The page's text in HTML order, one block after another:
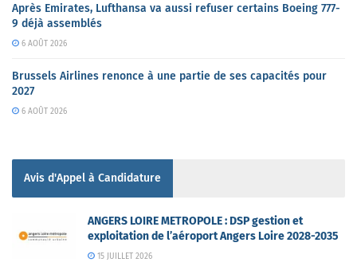
Après Emirates, Lufthansa va aussi refuser certains Boeing 777-
9 déjà assemblés
6 AOÛT 2026
Brussels Airlines renonce à une partie de ses capacités pour
2027
6 AOÛT 2026
Avis d'Appel à Candidature
ANGERS LOIRE METROPOLE : DSP gestion et
exploitation de l’aéroport Angers Loire 2028-2035
15 JUILLET 2026